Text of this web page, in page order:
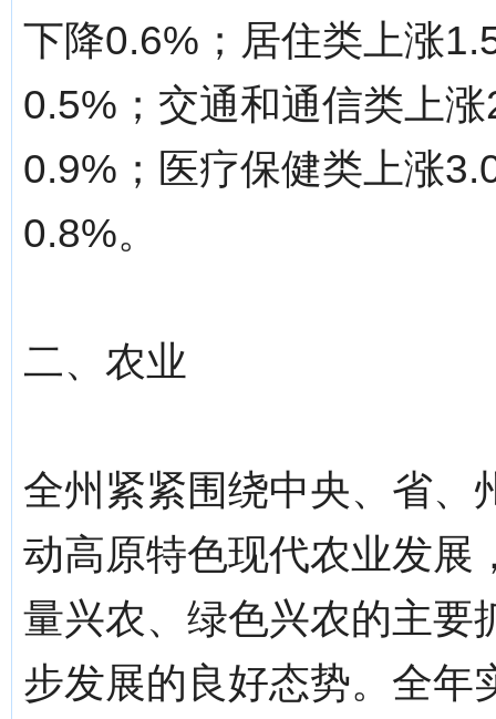
下降0.6%；居住类上涨
0.5%；交通和通信类上
0.9%；医疗保健类上涨
0.8%。
二、农业
全州紧紧围绕中央、省、
动高原特色现代农业发展
量兴农、绿色兴农的主要
步发展的良好态势。全年